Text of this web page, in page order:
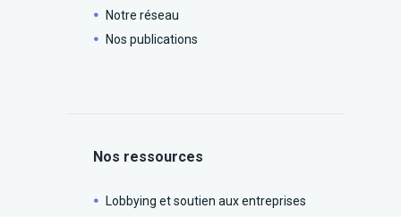
Notre réseau
Nos publications
Nos ressources
Lobbying et soutien aux entreprises